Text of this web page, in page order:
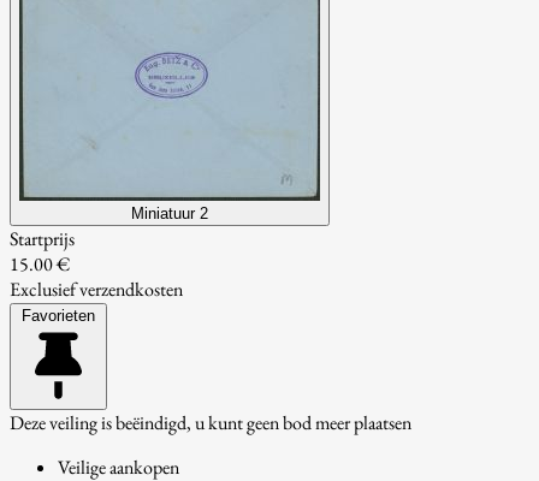
Miniatuur 2
Startprijs
15.00 €
Exclusief verzendkosten
Favorieten
Deze veiling is beëindigd, u kunt geen bod meer plaatsen
Veilige aankopen